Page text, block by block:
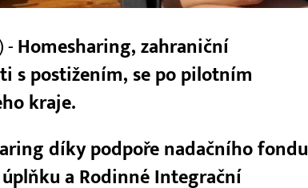
- Homesharing, zahraniční
s postižením, se po pilotním
kraje.
díky podpoře nadačního fondu
a Rodinné Integrační